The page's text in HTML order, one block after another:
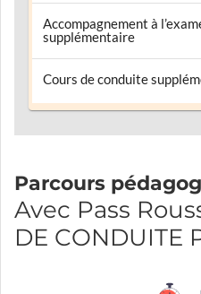
Accompagnement à
supplémentaire
Cours de conduite
Parcours
Avec Pass
DE CONDUITE